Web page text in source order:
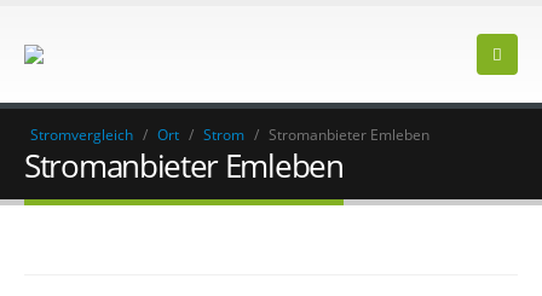
Stromvergleich / Ort / Strom / Stromanbieter Emleben
Stromanbieter Emleben